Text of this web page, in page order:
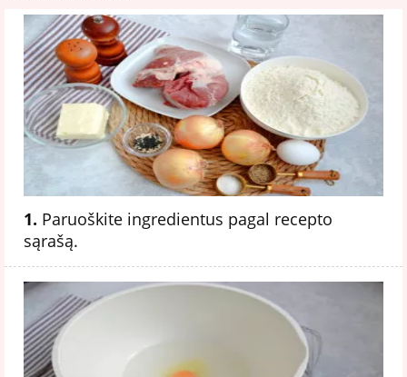
1. Paruoškite ingredientus pagal recepto
sąrašą.